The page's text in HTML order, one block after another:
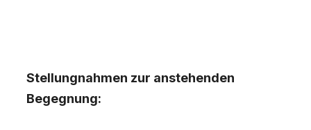
Stellungnahmen zur anstehenden
Begegnung: